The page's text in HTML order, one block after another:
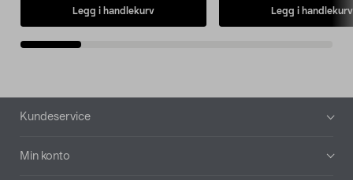
Legg i handlekurv Legg i handlekurv
Bunntekst
Kundeservice
Min konto